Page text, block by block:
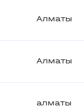
Алматы
Алматы
алматы